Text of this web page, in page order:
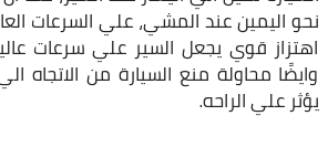
نحو اليمين عند المشي، علي السرعات
اهتزاز قوي يجعل السير علي سرعات
وايضًا محاولة منع السيارة من الاتجاه
يؤثر علي الراحه.